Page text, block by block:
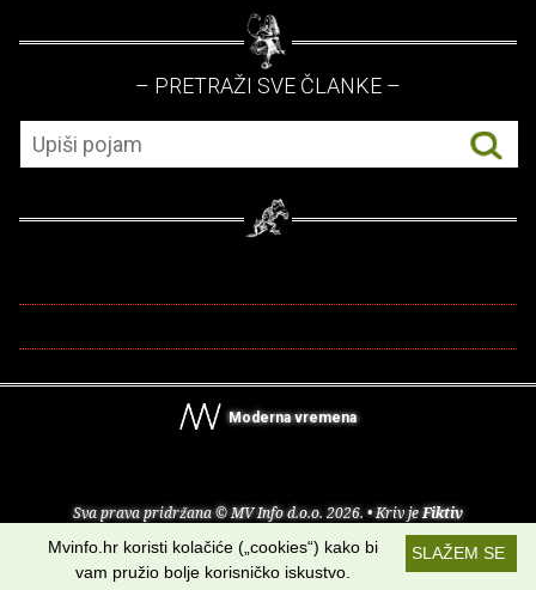
– PRETRAŽI SVE ČLANKE –
Moderna vremena
Sva prava pridržana © MV Info d.o.o. 2026. • Kriv jeFiktiv
O nama• Pomoć• Uvjeti korištenja•RSS kanaliSLAŽEM SE
Mvinfo.hr koristi kolačiće („cookies“) kako bi
vam pružio bolje korisničko iskustvo.